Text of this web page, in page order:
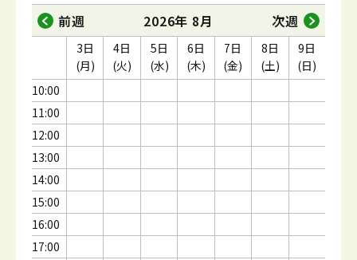
前週 2026年 8月 次週
10:00
11:00
12:00
13:00
14:00
15:00
16:00
17:00
3日
(月)
4日
(火)
5日
(水)
6日
(木)
7日
(金)
8日
(土)
9日
(日)